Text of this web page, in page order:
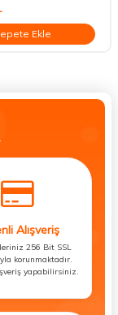
Ekle
Alışveriş
256 Bit SSL
korunmaktadır.
yapabilirsiniz.